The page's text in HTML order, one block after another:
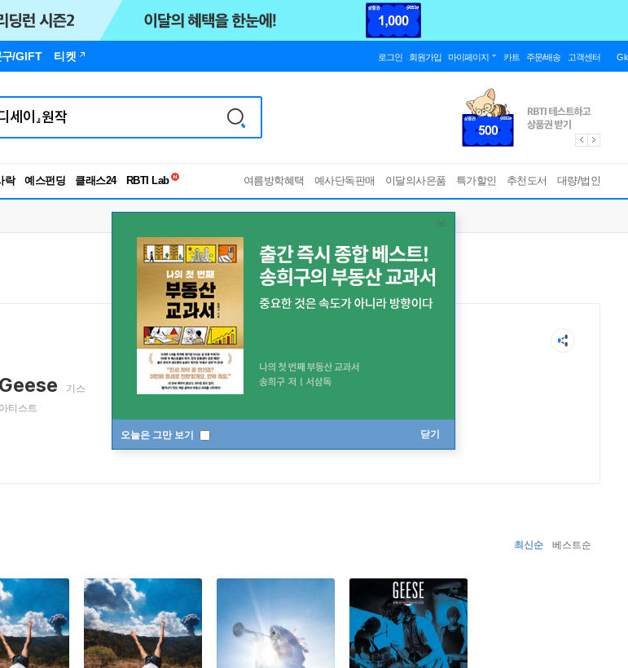
/GIFT 티켓 로그인 회원가입 마이페이지 카트 주문/배송 고객센터
락 예스펀딩 클래스24
RBTI Lab
독서유형검사
여름방학혜택 예사단독판매 이달의사은품 특가할인 추천도서 대량/법인
오늘은 그만 보기 닫기
Geese
기스
아티스트
최신순 베스트순